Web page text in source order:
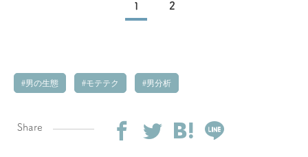
1 2
男の生態 モテテク 男分析
Share